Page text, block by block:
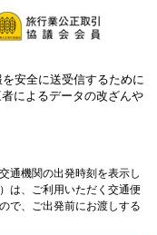
安全に送受信するために
によるデータの改ざんや
通機関の出発時刻を表示し
は、ご利用いただく交通便
で、ご出発前にお渡しする